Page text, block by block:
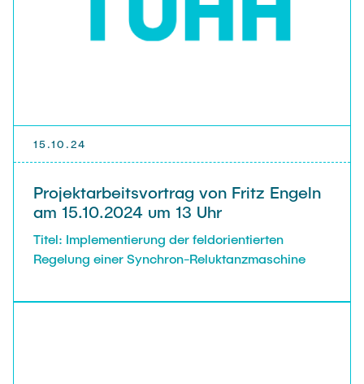
15.10.24
Projektarbeitsvortrag von Fritz Engeln
am 15.10.2024 um 13 Uhr
Titel: Implementierung der feldorientierten
Regelung einer Synchron-Reluktanzmaschine